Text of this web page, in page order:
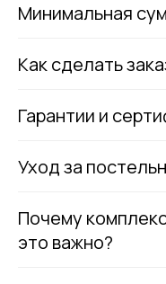
Минимальная
Как сделать
Гарантии и
Уход за
Почему
это важно?